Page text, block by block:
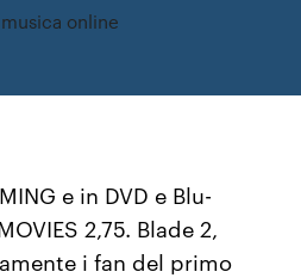
online
e in DVD e Blu-
2,75. Blade 2,
i fan del primo